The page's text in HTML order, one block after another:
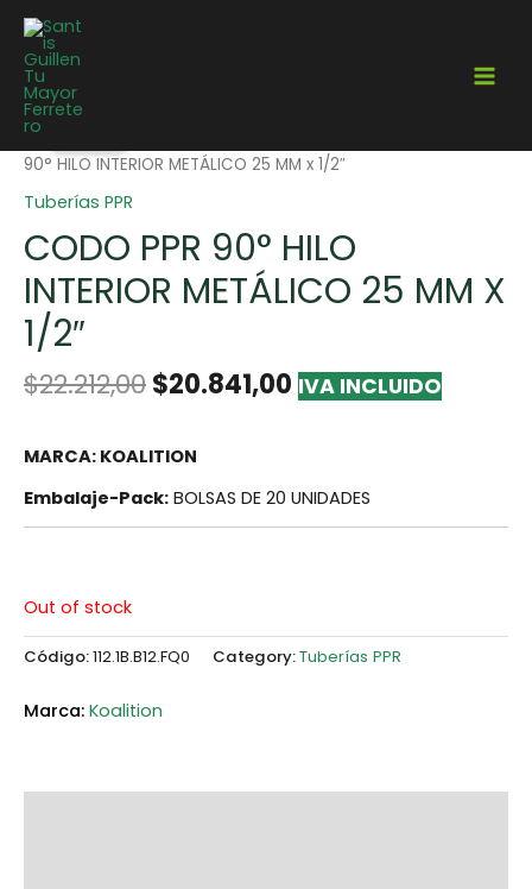
90° HILO INTERIOR METÁLICO 25 MM x 1/2″
Tuberías PPR
CODO PPR 90° HILO
INTERIOR METÁLICO 25 MM X
1/2″
$22.212,00$20.841,00 IVA INCLUIDO
MARCA: KOALITION
Embalaje-Pack: BOLSAS DE 20 UNIDADES
Out of stock
Código:112.1B.B12.FQ0 Category:Tuberías PPR
Koalition